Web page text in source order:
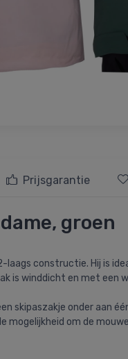
Prijsgarantie
groen
laags constructie. Hij is
is winddicht en met
skipaszakje onder aan
mogelijkheid om de